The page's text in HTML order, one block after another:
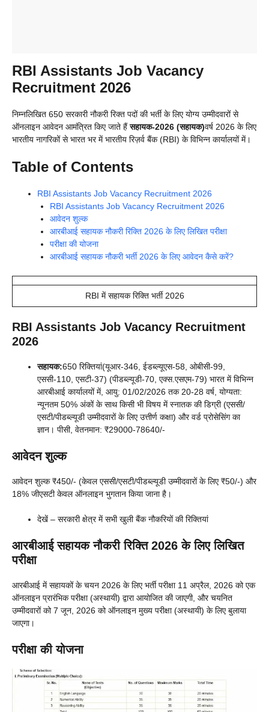
RBI Assistants Job Vacancy
Recruitment 2026
निम्नलिखित 650 सरकारी नौकरी रिक्त पदों की भर्ती के लिए योग्य उम्मीदवारों से
ऑनलाइन आवेदन आमंत्रित किए जाते हैंसहायक-2026 (सहायक)वर्ष 2026 के लिए
भारतीय नागरिकों से भारत भर में भारतीय रिज़र्व बैंक (RBI) के विभिन्न कार्यालयों में।
Table of Contents
RBI Assistants Job Vacancy Recruitment 2026
RBI Assistants Job Vacancy Recruitment 2026
आवेदन शुल्क
आरबीआई सहायक नौकरी रिक्ति 2026 के लिए लिखित परीक्षा
परीक्षा की योजना
आरबीआई सहायक नौकरी भर्ती 2026 के लिए आवेदन कैसे करें?
RBI में सहायक रिक्ति भर्ती 2026
RBI Assistants Job Vacancy Recruitment
2026
सहायक:650 रिक्तियां(यूआर-346, ईडब्ल्यूएस-58, ओबीसी-99,
एससी-110, एसटी-37) (पीडब्ल्यूडी-70, एक्स.एसएम-79) भारत में विभिन्न
आरबीआई कार्यालयों में, आयु: 01/02/2026 तक 20-28 वर्ष, योग्यता:
न्यूनतम 50% अंकों के साथ किसी भी विषय में स्नातक की डिग्री (एससी/
एसटी/पीडब्ल्यूडी उम्मीदवारों के लिए उत्तीर्ण कक्षा) और वर्ड प्रोसेसिंग का
ज्ञान। पीसी, वेतनमान: ₹29000-78640/-
आवेदन शुल्क
आवेदन शुल्क ₹450/- (केवल एससी/एसटी/पीडब्ल्यूडी उम्मीदवारों के लिए ₹50/-) और
18% जीएसटी केवल ऑनलाइन भुगतान किया जाना है।
देखें – सरकारी क्षेत्र में सभी खुली बैंक नौकरियों की रिक्तियां
आरबीआई सहायक नौकरी रिक्ति 2026 के लिए लिखित
परीक्षा
आरबीआई में सहायकों के चयन 2026 के लिए भर्ती परीक्षा 11 अप्रैल, 2026 को एक
ऑनलाइन प्रारंभिक परीक्षा (अस्थायी) द्वारा आयोजित की जाएगी, और चयनित
उम्मीदवारों को 7 जून, 2026 को ऑनलाइन मुख्य परीक्षा (अस्थायी) के लिए बुलाया
जाएगा।
परीक्षा की योजना